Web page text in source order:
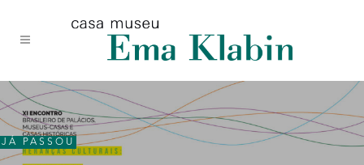
conteúdo
navegação
site
JÁ PASSOU